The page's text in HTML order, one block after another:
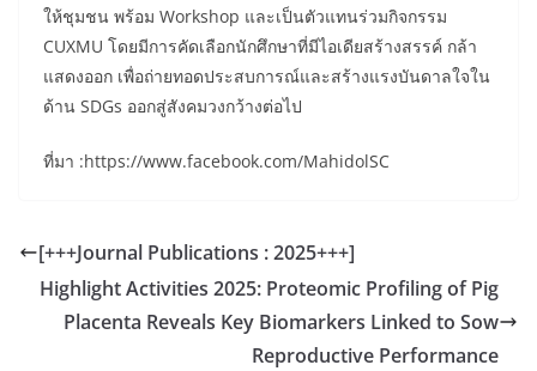
ให้ชุมชน พร้อม Workshop และเป็นตัวแทนร่วมกิจกรรม
CUXMU โดยมีการคัดเลือกนักศึกษาที่มีไอเดียสร้างสรรค์ กล้า
แสดงออก เพื่อถ่ายทอดประสบการณ์และสร้างแรงบันดาลใจใน
ด้าน SDGs ออกสู่สังคมวงกว้างต่อไป
ที่มา :https://www.facebook.com/MahidolSC
[+++Journal Publications : 2025+++]
Highlight Activities 2025: Proteomic Profiling of Pig
Placenta Reveals Key Biomarkers Linked to Sow
Reproductive Performance